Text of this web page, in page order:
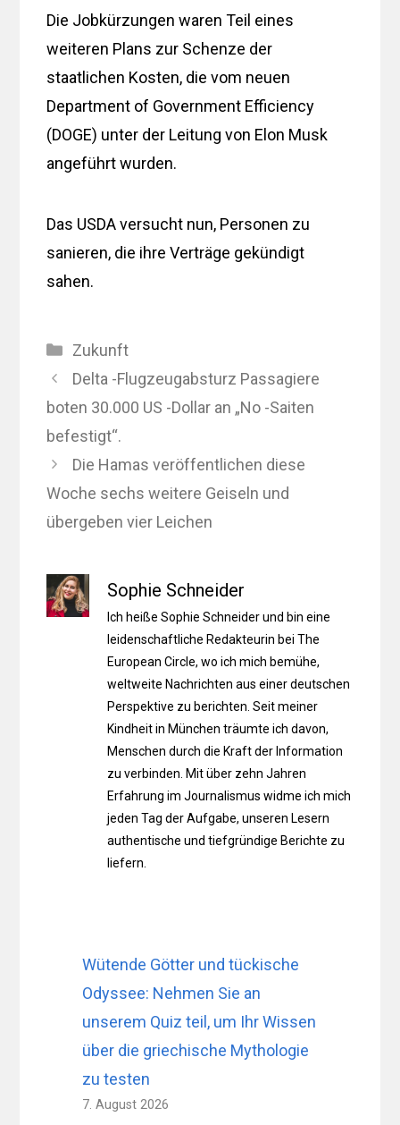
Die Jobkürzungen waren Teil eines
weiteren Plans zur Schenze der
staatlichen Kosten, die vom neuen
Department of Government Efficiency
(DOGE) unter der Leitung von Elon Musk
angeführt wurden.
Das USDA versucht nun, Personen zu
sanieren, die ihre Verträge gekündigt
sahen.
Kategorien
Zukunft
Delta -Flugzeugabsturz Passagiere
boten 30.000 US -Dollar an „No -Saiten
befestigt“.
Die Hamas veröffentlichen diese
Woche sechs weitere Geiseln und
übergeben vier Leichen
Sophie Schneider
Ich heiße Sophie Schneider und bin eine
leidenschaftliche Redakteurin bei The
European Circle, wo ich mich bemühe,
weltweite Nachrichten aus einer deutschen
Perspektive zu berichten. Seit meiner
Kindheit in München träumte ich davon,
Menschen durch die Kraft der Information
zu verbinden. Mit über zehn Jahren
Erfahrung im Journalismus widme ich mich
jeden Tag der Aufgabe, unseren Lesern
authentische und tiefgründige Berichte zu
liefern.
Wütende Götter und tückische
Odyssee: Nehmen Sie an
unserem Quiz teil, um Ihr Wissen
über die griechische Mythologie
zu testen
7. August 2026